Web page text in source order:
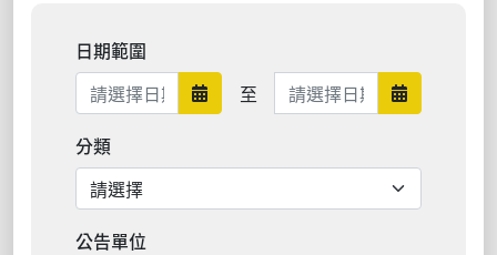
日期範圍
日期範圍開始
至 日期範圍結束 日期範圍
分類
公告單位